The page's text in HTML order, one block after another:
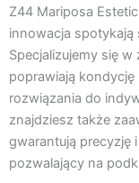
e
b
o
o
k
t
a
g
r
a
m
Z44 Mariposa
innowacja spotykają
Specjalizujemy się w
poprawiają
rozwiązania do
znajdziesz także
gwarantują precyzję
pozwalający na